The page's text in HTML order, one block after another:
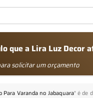
que a Lira Luz Decor
solicitar um orçamento
Para Varanda no Jabaquara" é de